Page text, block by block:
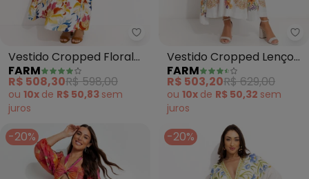
Farm - Vestido Cropped Floral
Vestido Cropped Floral
Majestoso (Off White)
FARM
R$ 508,30R$ 598,00
ou 10x de R$ 50,83 sem
juros
Vestido Cropped Lenço
Pássaro em Flor (Off
White)
FARM
R$ 503,20R$ 629,00
ou 10x de R$ 50,32 sem
juros
-20% -20%